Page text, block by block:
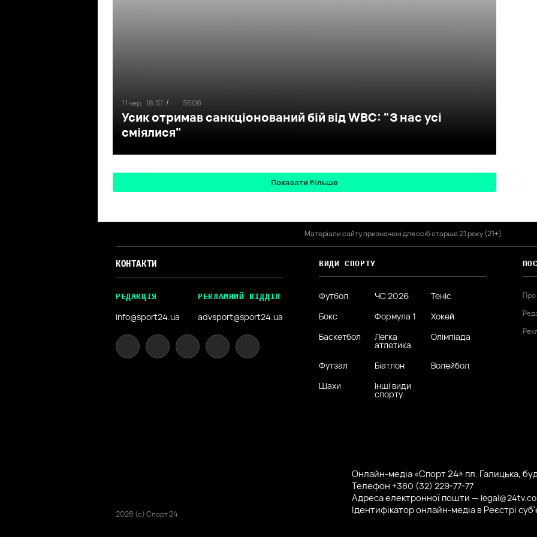
Усик отримав санкціонований бій від WBC: "З нас усі
сміялися"
11 чер, 18:51 / 5606
Показати більше
Матеріали сайту призначені для осіб старше 21 року (21+)
КОНТАКТИ
РЕДАКЦІЯ
info@sport24.ua
РЕКЛАМНИЙ ВІДДІЛ
advsport@sport24.ua
ВИДИ СПОРТУ
Футбол ЧС 2026
Теніс
Бокс
Формула 1
Хокей
Баскетбол
Легка
атлетика
Олімпіада
Футзал Біатлон
Волейбол
Шахи
Інші види
спорту
Про
2026 (с) Спорт 24
Онлайн-медіа «Спорт 24» пл. Галицька,
Телефон+380 (32) 229-77-77
Адреса електронної пошти —
Ідентифікатор онлайн-медіа в Реєстрі